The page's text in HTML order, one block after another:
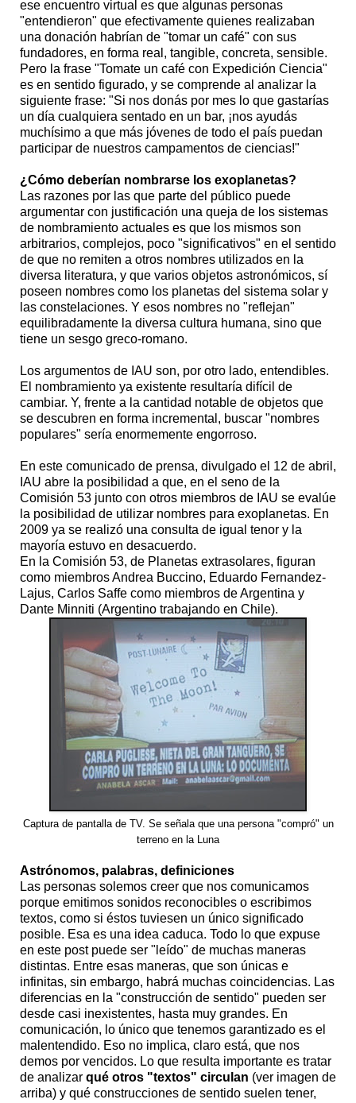
ese encuentro virtual es que algunas personas
"entendieron" que efectivamente quienes realizaban
una donación habrían de "tomar un café" con sus
fundadores, en forma real, tangible, concreta, sensible.
Pero la frase "Tomate un café con Expedición Ciencia"
es en sentido figurado, y se comprende al analizar la
siguiente frase: "Si nos donás por mes lo que gastarías
un día cualquiera sentado en un bar, ¡nos ayudás
muchísimo a que más jóvenes de todo el país puedan
participar de nuestros campamentos de ciencias!"
¿Cómo deberían nombrarse los exoplanetas?
Las razones por las que parte del público puede
argumentar con justificación una queja de los sistemas
de nombramiento actuales es que los mismos son
arbitrarios, complejos, poco "significativos" en el sentido
de que no remiten a otros nombres utilizados en la
diversa literatura, y que varios objetos astronómicos, sí
poseen nombres como los planetas del sistema solar y
las constelaciones. Y esos nombres no "reflejan"
equilibradamente la diversa cultura humana, sino que
tiene un sesgo greco-romano.
Los argumentos de IAU son, por otro lado, entendibles.
El nombramiento ya existente resultaría difícil de
cambiar. Y, frente a la cantidad notable de objetos que
se descubren en forma incremental, buscar "nombres
populares" sería enormemente engorroso.
En este comunicado de prensa, divulgado el 12 de abril,
IAU abre la posibilidad a que, en el seno de la
Comisión 53 junto con otros miembros de IAU se evalúe
la posibilidad de utilizar nombres para exoplanetas. En
2009 ya se realizó una consulta de igual tenor y la
mayoría estuvo en desacuerdo.
En la Comisión 53, de Planetas extrasolares, figuran
como miembros Andrea Buccino, Eduardo Fernandez-
Lajus, Carlos Saffe como miembros de Argentina y
Dante Minniti (Argentino trabajando en Chile).
Captura de pantalla de TV. Se señala que una persona "compró" un
terreno en la Luna
Astrónomos, palabras, definiciones
Las personas solemos creer que nos comunicamos
porque emitimos sonidos reconocibles o escribimos
textos, como si éstos tuviesen un único significado
posible. Esa es una idea caduca. Todo lo que expuse
en este post puede ser "leído" de muchas maneras
distintas. Entre esas maneras, que son únicas e
infinitas, sin embargo, habrá muchas coincidencias. Las
diferencias en la "construcción de sentido" pueden ser
desde casi inexistentes, hasta muy grandes. En
comunicación, lo único que tenemos garantizado es el
malentendido. Eso no implica, claro está, que nos
demos por vencidos. Lo que resulta importante es tratar
de analizar qué otros "textos" circulan (ver imagen de
arriba) y qué construcciones de sentido suelen tener,